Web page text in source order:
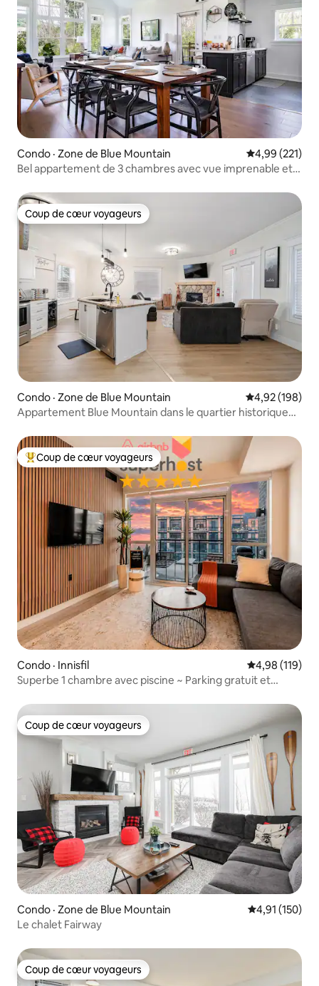
Condo · Zone de Blue Mountain Note
4,99 (221)
Bel appartement de 3 chambres avec vue imprenable et
Coup de cœur voyageurs
Coup de cœur voyageurs
Condo · Zone de Blue Mountain Note
4,92 (198)
Appartement Blue Mountain dans le quartier historique
Coup de cœur voyageurs parmi les plus aimés
Coup de cœur voyageurs
Condo · Innisfil Note
4,98 (119)
Superbe 1 chambre avec piscine ~ Parking gratuit et
Coup de cœur voyageurs
Coup de cœur voyageurs
Condo · Zone de Blue Mountain Note
4,91 (150)
Le chalet Fairway
Coup de cœur voyageurs
Coup de cœur voyageurs